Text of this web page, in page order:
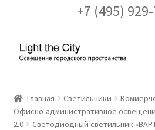
+7 (495)
Перейти
Перейти
FAQ про кронштейны
Главная Светильники
Офисно-административное
2.0
Светодиодный светильник